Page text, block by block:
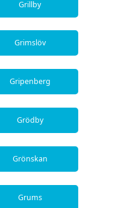
Grillby
Grimslöv
Gripenberg
Grödby
Grönskan
Grums